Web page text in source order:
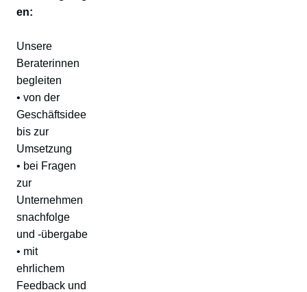
en:
Unsere
Beraterinnen
begleiten
• von der
Geschäftsidee
bis zur
Umsetzung
• bei Fragen
zur
Unternehmen
snachfolge
und -übergabe
• mit
ehrlichem
Feedback und